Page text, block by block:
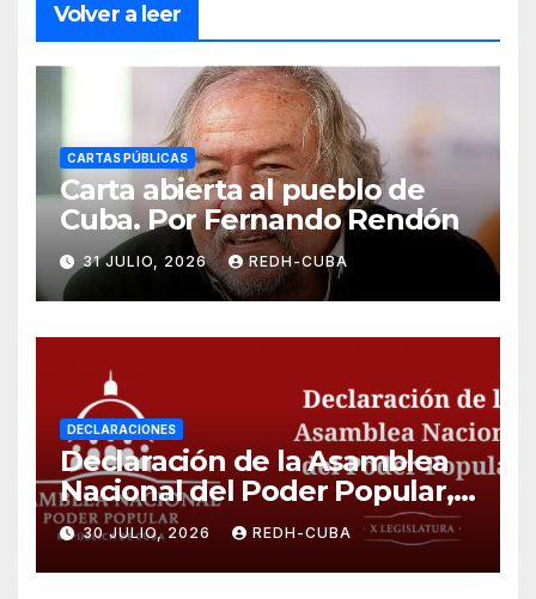
Volver a leer
CARTAS PÚBLICAS
Carta abierta al pueblo de
Cuba. Por Fernando Rendón
31 JULIO, 2026 REDH-CUBA
DECLARACIONES
Declaración de la Asamblea
Nacional del Poder Popular,
¡Cesen el cerco energético y
el castigo colectivo al pueblo
cubano!
30 JULIO, 2026 REDH-CUBA